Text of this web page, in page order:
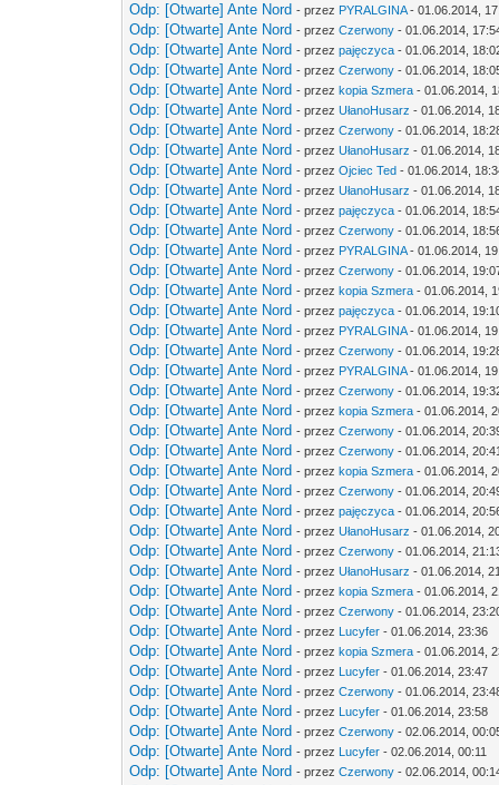
Odp: [Otwarte] Ante Nord - przez PYRALGINA- 01.06.2014,
Odp: [Otwarte] Ante Nord - przezCzerwony - 01.06.2014,
Odp: [Otwarte] Ante Nord - przezpajęczyca - 01.06.2014,
Odp: [Otwarte] Ante Nord - przezCzerwony - 01.06.2014,
Odp: [Otwarte] Ante Nord - przezkopia Szmera - 01.06.2014,
Odp: [Otwarte] Ante Nord - przezUłanoHusarz - 01.06.2014,
Odp: [Otwarte] Ante Nord - przezCzerwony - 01.06.2014,
Odp: [Otwarte] Ante Nord - przezUłanoHusarz - 01.06.2014,
Odp: [Otwarte] Ante Nord - przezOjciec Ted - 01.06.2014,
Odp: [Otwarte] Ante Nord - przezUłanoHusarz - 01.06.2014,
Odp: [Otwarte] Ante Nord - przezpajęczyca - 01.06.2014,
Odp: [Otwarte] Ante Nord - przezCzerwony - 01.06.2014,
Odp: [Otwarte] Ante Nord - przez PYRALGINA- 01.06.2014,
Odp: [Otwarte] Ante Nord - przezCzerwony - 01.06.2014,
Odp: [Otwarte] Ante Nord - przezkopia Szmera - 01.06.2014,
Odp: [Otwarte] Ante Nord - przezpajęczyca - 01.06.2014,
Odp: [Otwarte] Ante Nord - przez PYRALGINA- 01.06.2014,
Odp: [Otwarte] Ante Nord - przezCzerwony - 01.06.2014,
Odp: [Otwarte] Ante Nord - przez PYRALGINA- 01.06.2014,
Odp: [Otwarte] Ante Nord - przezCzerwony - 01.06.2014,
Odp: [Otwarte] Ante Nord - przezkopia Szmera - 01.06.2014,
Odp: [Otwarte] Ante Nord - przezCzerwony - 01.06.2014,
Odp: [Otwarte] Ante Nord - przezCzerwony - 01.06.2014, 20:41
Odp: [Otwarte] Ante Nord - przezkopia Szmera - 01.06.2014,
Odp: [Otwarte] Ante Nord - przezCzerwony - 01.06.2014,
Odp: [Otwarte] Ante Nord - przezpajęczyca - 01.06.2014,
Odp: [Otwarte] Ante Nord - przezUłanoHusarz - 01.06.2014,
Odp: [Otwarte] Ante Nord - przezCzerwony - 01.06.2014,
Odp: [Otwarte] Ante Nord - przezUłanoHusarz - 01.06.2014,
Odp: [Otwarte] Ante Nord - przezkopia Szmera - 01.06.2014,
Odp: [Otwarte] Ante Nord - przezCzerwony - 01.06.2014,
Odp: [Otwarte] Ante Nord - przez Lucyfer - 01.06.2014, 23:36
Odp: [Otwarte] Ante Nord - przezkopia Szmera - 01.06.2014,
Odp: [Otwarte] Ante Nord - przez Lucyfer - 01.06.2014, 23:47
Odp: [Otwarte] Ante Nord - przezCzerwony - 01.06.2014,
Odp: [Otwarte] Ante Nord - przez Lucyfer - 01.06.2014, 23:58
Odp: [Otwarte] Ante Nord - przezCzerwony - 02.06.2014,
Odp: [Otwarte] Ante Nord - przez Lucyfer - 02.06.2014, 00:11
Odp: [Otwarte] Ante Nord - przezCzerwony - 02.06.2014,